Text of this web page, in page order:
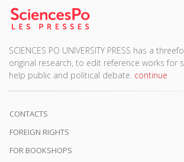
SCIENCES PO UNIVERSITY PRESS has a
original research, to edit reference works for
help public and political debate. continue
CONTACTS
FOREIGN RIGHTS
FOR BOOKSHOPS